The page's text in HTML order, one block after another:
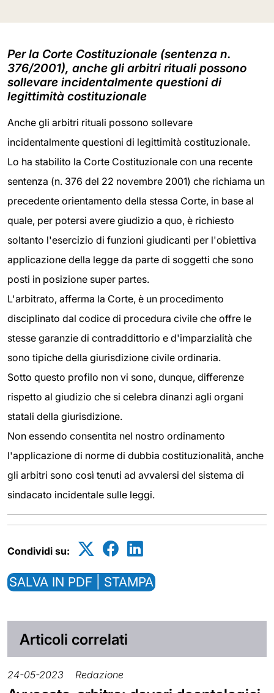
Per la Corte Costituzionale (sentenza n.
376/2001), anche gli arbitri rituali possono
sollevare incidentalmente questioni di
legittimità costituzionale
Anche gli arbitri rituali possono sollevare
incidentalmente questioni di legittimità costituzionale.
Lo ha stabilito la Corte Costituzionale con una recente
sentenza (n. 376 del 22 novembre 2001) che richiama un
precedente orientamento della stessa Corte, in base al
quale, per potersi avere giudizio a quo, è richiesto
soltanto l'esercizio di funzioni giudicanti per l'obiettiva
applicazione della legge da parte di soggetti che sono
posti in posizione super partes.
L'arbitrato, afferma la Corte, è un procedimento
disciplinato dal codice di procedura civile che offre le
stesse garanzie di contraddittorio e d'imparzialità che
sono tipiche della giurisdizione civile ordinaria.
Sotto questo profilo non vi sono, dunque, differenze
rispetto al giudizio che si celebra dinanzi agli organi
statali della giurisdizione.
Non essendo consentita nel nostro ordinamento
l'applicazione di norme di dubbia costituzionalità, anche
gli arbitri sono così tenuti ad avvalersi del sistema di
sindacato incidentale sulle leggi.
Condividi su:
SALVA IN PDF | STAMPA
Articoli correlati
24-05-2023 Redazione